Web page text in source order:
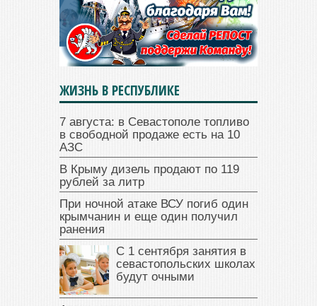
ЖИЗНЬ В РЕСПУБЛИКЕ
7 августа: в Севастополе топливо
в свободной продаже есть на 10
АЗС
В Крыму дизель продают по 119
рублей за литр
При ночной атаке ВСУ погиб один
крымчанин и еще один получил
ранения
С 1 сентября занятия в
севастопольских школах
будут очными